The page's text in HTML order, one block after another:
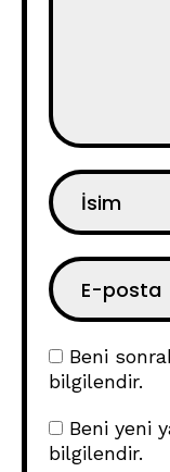
Beni
bilgilendir.
Beni yeni
bilgilendir.